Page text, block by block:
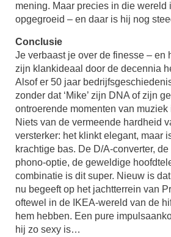
mening. Maar precies in die wereld
opgegroeid – en daar is hij nog
Conclusie
Je verbaast je over de finesse – en
zijn klankideaal door de decennia
Alsof er 50 jaar
zonder dat ‘Mike’ zijn DNA of zijn
ontroerende momenten van muziek
Niets van de vermeende hardheid
versterker: het klinkt elegant, maar
krachtige bas. De D/A-converter,
phono-optie, de geweldige
combinatie is dit super. Nieuw is
nu begeeft op het jachtterrein van
oftewel in de IKEA-wereld van de
hem hebben. Een pure
hij zo sexy is…